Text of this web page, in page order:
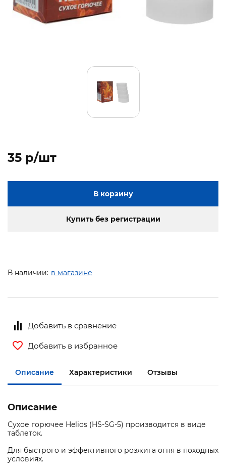
35 p/шт
В корзину
Купить без регистрации
В наличии: в магазине
Добавить в сравнение
Добавить в избранное
Описание Характеристики Отзывы
Описание
Сухое горючее Helios (HS-SG-5) производится в виде
таблеток.
Для быстрого и эффективного розжига огня в походных
условиях.